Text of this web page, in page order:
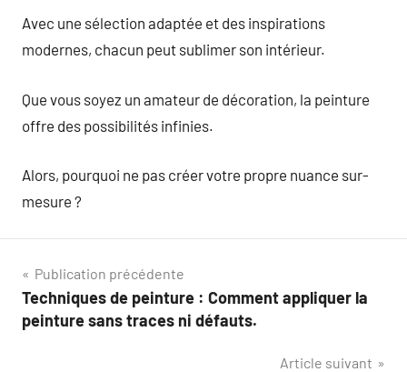
Avec une sélection adaptée et des inspirations
modernes, chacun peut sublimer son intérieur.
Que vous soyez un amateur de décoration, la peinture
offre des possibilités infinies.
Alors, pourquoi ne pas créer votre propre nuance sur-
mesure ?
Navigation
de
Publication précédente
Techniques de peinture : Comment appliquer la
peinture sans traces ni défauts.
Article suivant